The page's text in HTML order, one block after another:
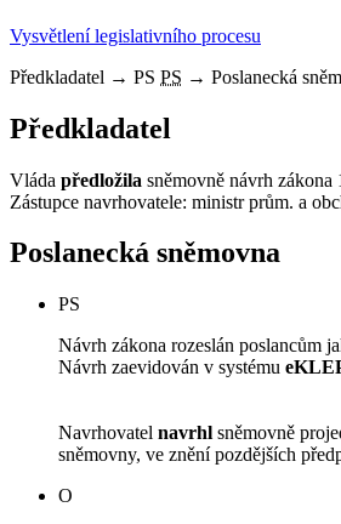
Vysvětlení legislativního procesu
Předkladatel → PS PS → Poslanecká
Předkladatel
Vláda předložila sněmovně návrh zákona
Zástupce navrhovatele: ministr prům. a
Poslanecká sněmovna
PS
Návrh zákona rozeslán poslancům
Návrh zaevidován v systému
Navrhovatel navrhl sněmovně
sněmovny, ve znění pozdějších
O